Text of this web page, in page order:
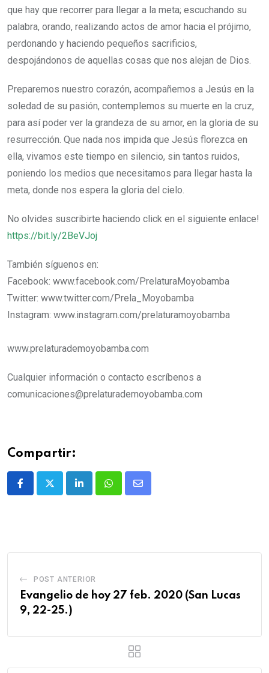
que hay que recorrer para llegar a la meta; escuchando su
palabra, orando, realizando actos de amor hacia el prójimo,
perdonando y haciendo pequeños sacrificios,
despojándonos de aquellas cosas que nos alejan de Dios.
Preparemos nuestro corazón, acompañemos a Jesús en la
soledad de su pasión, contemplemos su muerte en la cruz,
para así poder ver la grandeza de su amor, en la gloria de su
resurrección. Que nada nos impida que Jesús florezca en
ella, vivamos este tiempo en silencio, sin tantos ruidos,
poniendo los medios que necesitamos para llegar hasta la
meta, donde nos espera la gloria del cielo.
No olvides suscribirte haciendo click en el siguiente enlace!
https://bit.ly/2BeVJoj
También síguenos en:
Facebook: www.facebook.com/PrelaturaMoyobamba
Twitter: www.twitter.com/Prela_Moyobamba
Instagram: www.instagram.com/prelaturamoyobamba
www.prelaturademoyobamba.com
Cualquier información o contacto escríbenos a
comunicaciones@prelaturademoyobamba.com
Compartir:
POST ANTERIOR
Evangelio de hoy 27 feb. 2020 (San Lucas
9, 22-25.)